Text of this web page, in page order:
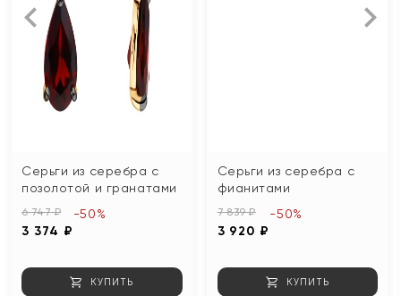
Серьги из серебра с
позолотой и гранатами
6 747 ₽
3 374 ₽
-50%
КУПИТЬ
Серьги из серебра с
фианитами
7 839 ₽
3 920 ₽
-50%
КУПИТЬ